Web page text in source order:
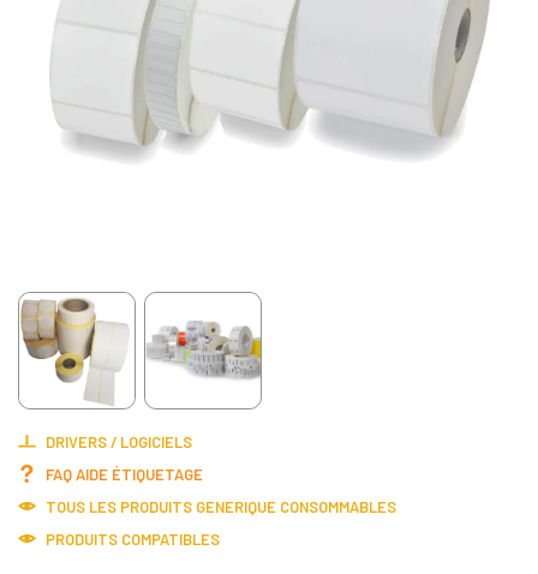
DRIVERS / LOGICIELS
FAQ AIDE ÉTIQUETAGE
TOUS LES PRODUITS GENERIQUE CONSOMMABLES
PRODUITS COMPATIBLES